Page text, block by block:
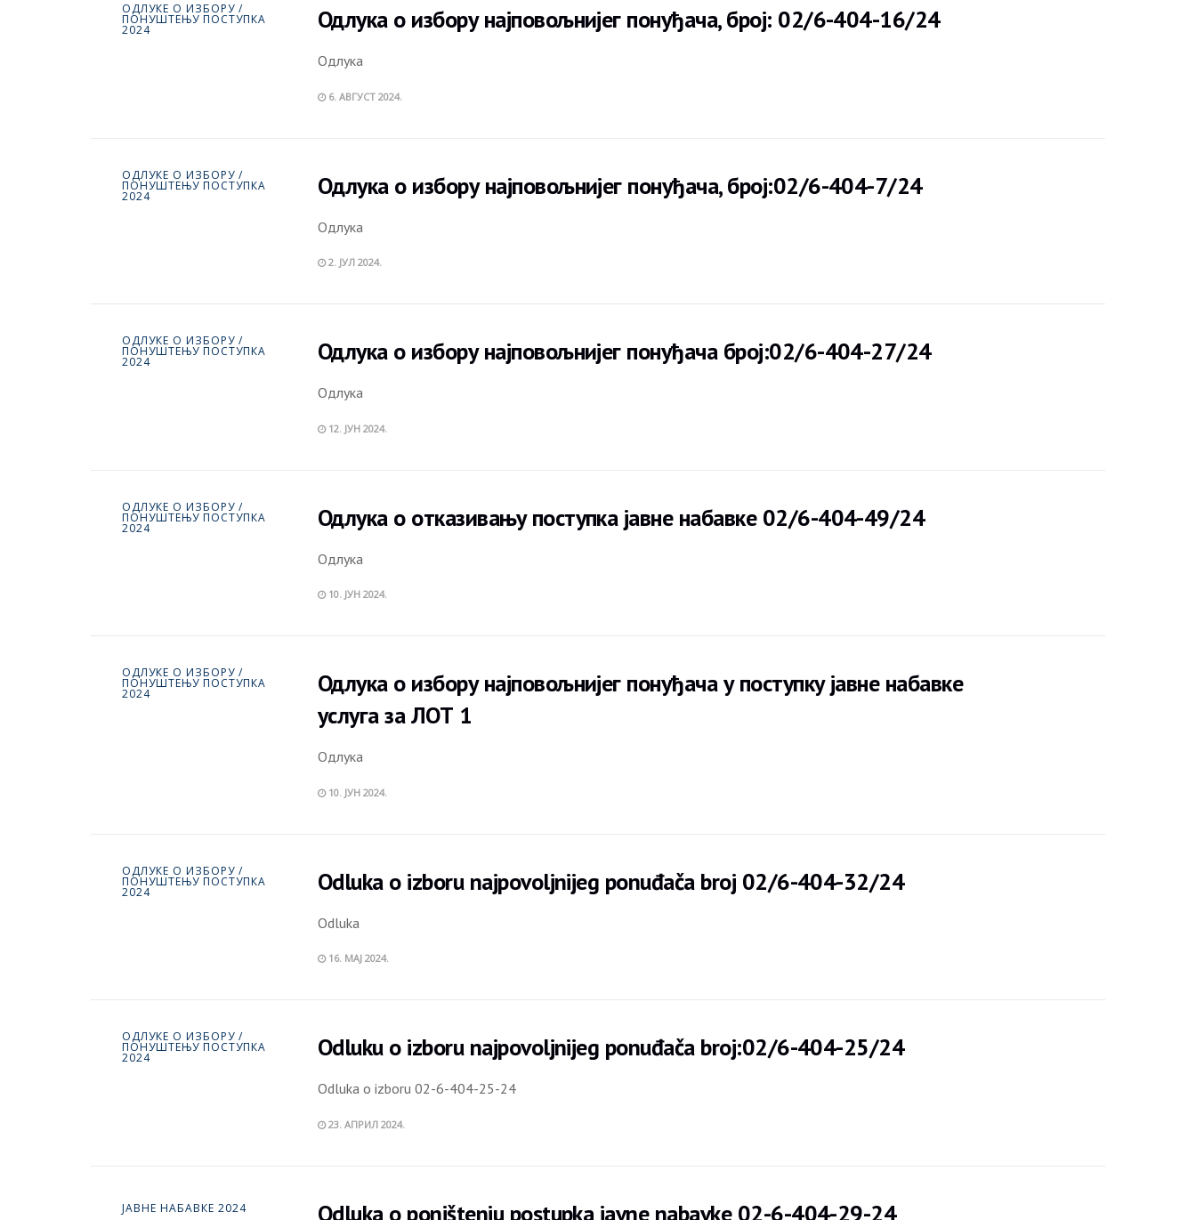
ОДЛУКЕ О ИЗБОРУ /
ПОНУШТЕЊУ ПОСТУПКА
2024 Одлука о избору најповољнијег понуђача, број: 02/6-404-16/24
Одлука
6. АВГУСТ 2024.
ОДЛУКЕ О ИЗБОРУ /
ПОНУШТЕЊУ ПОСТУПКА
2024 Oдлука о избору најповољнијег понуђача, број:02/6-404-7/24
Одлука
2. ЈУЛ 2024.
ОДЛУКЕ О ИЗБОРУ /
ПОНУШТЕЊУ ПОСТУПКА
2024 Одлука о избору најповољнијег понуђача број:02/6-404-27/24
Одлука
12. ЈУН 2024.
ОДЛУКЕ О ИЗБОРУ /
ПОНУШТЕЊУ ПОСТУПКА
2024 Одлука о отказивању поступка јавне набавке 02/6-404-49/24
Одлука
10. ЈУН 2024.
ОДЛУКЕ О ИЗБОРУ /
ПОНУШТЕЊУ ПОСТУПКА
2024
Одлука о избору најповољнијег понуђача у поступку јавне набавке
услуга за ЛОТ 1
Одлука
10. ЈУН 2024.
ОДЛУКЕ О ИЗБОРУ /
ПОНУШТЕЊУ ПОСТУПКА
2024 Odluka o izboru najpovoljnijeg ponuđača broj 02/6-404-32/24
Odluka
16. МАЈ 2024.
ОДЛУКЕ О ИЗБОРУ /
ПОНУШТЕЊУ ПОСТУПКА
2024 Odluku o izboru najpovoljnijeg ponuđača broj:02/6-404-25/24
Odluka o izboru 02-6-404-25-24
23. АПРИЛ 2024.
ЈАВНЕ НАБАВКЕ 2024 Odluka o poništenju postupka javne nabavke 02-6-404-29-24